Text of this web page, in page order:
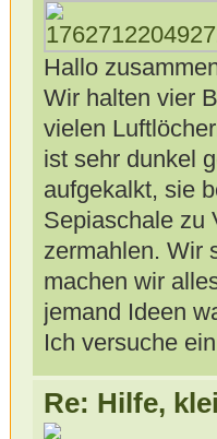
Hallo
Wir halten vier
vielen
ist sehr dunkel
aufgekalkt, sie
Sepiaschale zu
zermahlen. Wir
machen wir
jemand Ideen
Ich versuche
Re: Hilfe,